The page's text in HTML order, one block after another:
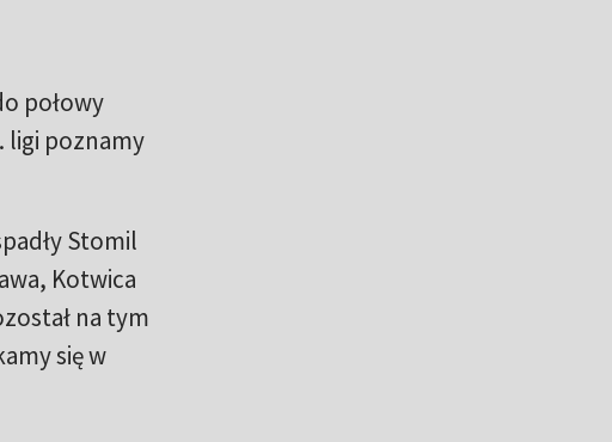
połowy
ligi poznamy
Stomil
Kotwica
na tym
się w